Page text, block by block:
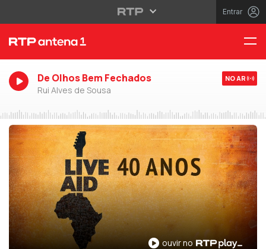
Entrar
De Olhos Bem Fechados
Rui Alves de Sousa
NO AR
ouvir no